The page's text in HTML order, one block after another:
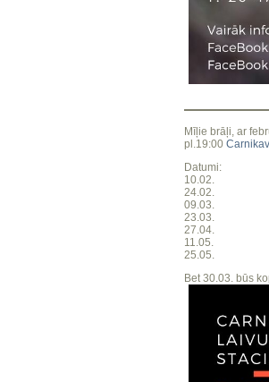
Mīļie brāļi, ar
pl.19:00
Datumi:
10.02.
24.02.
09.03.
23.03.
27.04.
11.05.
25.05.
Bet 30.03. būs